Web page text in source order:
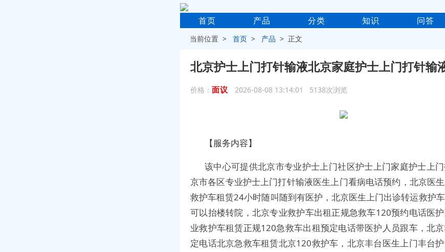
首页 产品 分类 知识 问答
当前位置 >首页 > 产品 > 正文
北京护士上门打针输液北京家庭护士上门打针输
价格： 面议 2026-08-08 13:14:01 5138次浏览
【服务内容】
该中心可提供北京市专业护士上门社区护士上门家庭护士上
京市各区专业护士上门打针输液医生上门看病电话预约，北京医
救护车租赁24小时随叫随到有医护，北京医生上门出诊转运救护
可以抬楼转院，北京专业救护车出租正规急救车120预约电话医
业救护车租赁正规120急救车出租预定电话带医护人员跟车，北
定电话北京急救车租赁北京120救护车，北京丰台医生上门丰台